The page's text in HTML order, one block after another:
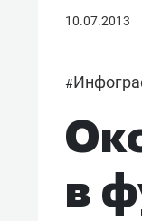
10.07.2013
#
в